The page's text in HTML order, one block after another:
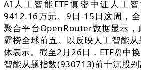
AI人工智能ETF慎密中证人工
9412.16万元。9日-15日这周，
聚合平台OpenRouter数据显示，
霸榜全球前五。以反映人工智能
体表示。截至2月26日，ETF盘中
智能从题指数(930713)前十沉股